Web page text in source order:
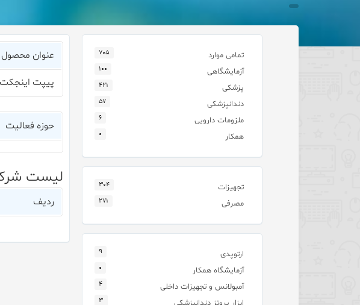
عنوان محصول
پیپت
حوزه فعالیت
لیست
ردیف
تمامی موارد ۷۰۵
آزمایشگاهی ۱۰۰
پزشکی ۴۲۱
دندانپزشکی ۵۷
ملزومات دارویی ۶
همکار ۰
تجهیزات ۳۰۴
مصرفی ۲۷۱
ارتوپدی ۹
آزمایشگاه همکار ۰
آمبولانس و تجهیزات داخلی ۴
ابزار پروتز دندانپزشکی ۳